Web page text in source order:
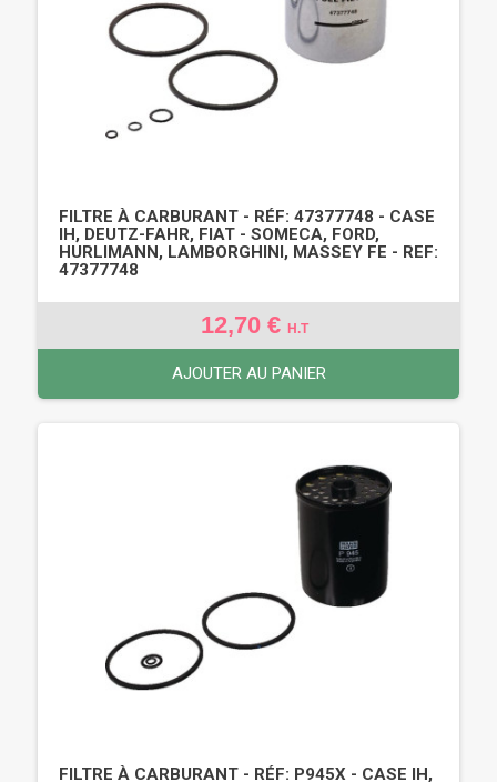
FILTRE À CARBURANT - RÉF: 47377748 - CASE
IH, DEUTZ-FAHR, FIAT - SOMECA, FORD,
HURLIMANN, LAMBORGHINI, MASSEY FE - REF:
47377748
12,70 € H.T
AJOUTER AU PANIER
FILTRE À CARBURANT - RÉF: P945X - CASE IH,